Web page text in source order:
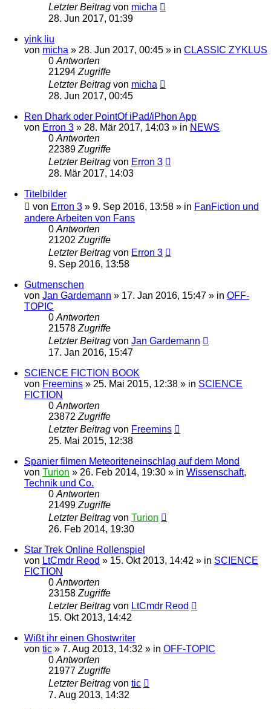
Letzter Beitrag von micha
28. Jun 2017, 01:39
yink liu
von micha » 28. Jun 2017, 00:45 » in CLASSIC ZYKLUS
0 Antworten
21294 Zugriffe
Letzter Beitrag von micha
28. Jun 2017, 00:45
Ren Dhark oder PointOf iPad/iPhon App
von Erron 3 » 28. Mär 2017, 14:03 » in NEWS
0 Antworten
22389 Zugriffe
Letzter Beitrag von Erron 3
28. Mär 2017, 14:03
Titelbilder
von Erron 3 » 9. Sep 2016, 13:58 » in FanFiction und
andere Arbeiten von Fans
0 Antworten
21202 Zugriffe
Letzter Beitrag von Erron 3
9. Sep 2016, 13:58
Gutmenschen
von Jan Gardemann » 17. Jan 2016, 15:47 » in OFF-
TOPIC
0 Antworten
21578 Zugriffe
Letzter Beitrag von Jan Gardemann
17. Jan 2016, 15:47
SCIENCE FICTION BOOK
von Freemins » 25. Mai 2015, 12:38 » in SCIENCE
FICTION
0 Antworten
23872 Zugriffe
Letzter Beitrag von Freemins
25. Mai 2015, 12:38
Spanier filmen Meteoriteneinschlag auf dem Mond
von Turion » 26. Feb 2014, 19:30 » in Wissenschaft,
Technik und Co.
0 Antworten
21499 Zugriffe
Letzter Beitrag von Turion
26. Feb 2014, 19:30
Star Trek Online Rollenspiel
von LtCmdr Reod » 15. Okt 2013, 14:42 » in SCIENCE
FICTION
0 Antworten
23158 Zugriffe
Letzter Beitrag von LtCmdr Reod
15. Okt 2013, 14:42
Wißt ihr einen Ghostwriter
von tic » 7. Aug 2013, 14:32 » in OFF-TOPIC
0 Antworten
21977 Zugriffe
Letzter Beitrag von tic
7. Aug 2013, 14:32